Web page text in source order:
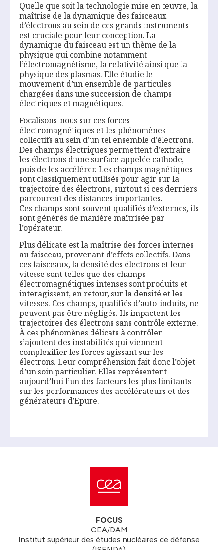
Quelle que soit la technologie mise en œuvre, la
maîtrise de la dynamique des faisceaux
d’électrons au sein de ces grands instruments
est cruciale pour leur conception. La
dynamique du faisceau est un thème de la
physique qui combine notamment
l’électromagnétisme, la relativité ainsi que la
physique des plasmas. Elle étudie le
mouvement d’un ensemble de particules
chargées dans une succession de champs
électriques et magnétiques.
Focalisons-nous sur ces forces
électromagnétiques et les phénomènes
collectifs au sein d’un tel ensemble d’électrons.
Des champs électriques permettent d’extraire
les électrons d’une surface appelée cathode,
puis de les accélérer. Les champs magnétiques
sont classiquement utilisés pour agir sur la
trajectoire des électrons, surtout si ces derniers
parcourent des distances importantes.
Ces champs sont souvent qualifiés d’externes, ils
sont générés de manière maîtrisée par
l’opérateur.
Plus délicate est la maîtrise des forces internes
au faisceau, provenant d’effets collectifs. Dans
ces faisceaux, la densité des électrons et leur
vitesse sont telles que des champs
électromagnétiques intenses sont produits et
interagissent, en retour, sur la densité et les
vitesses. Ces champs, qualifiés d’auto-induits, ne
peuvent pas être négligés. Ils impactent les
trajectoires des électrons sans contrôle externe.
À ces phénomènes délicats à contrôler
s’ajoutent des instabilités qui viennent
complexifier les forces agissant sur les
électrons. Leur compréhension fait donc l’objet
d’un soin particulier. Elles représentent
aujourd’hui l’un des facteurs les plus limitants
sur les performances des accélérateurs et des
générateurs d’Epure.
FOCUS
CEA/DAM
Institut supérieur des études nucléaires de défense